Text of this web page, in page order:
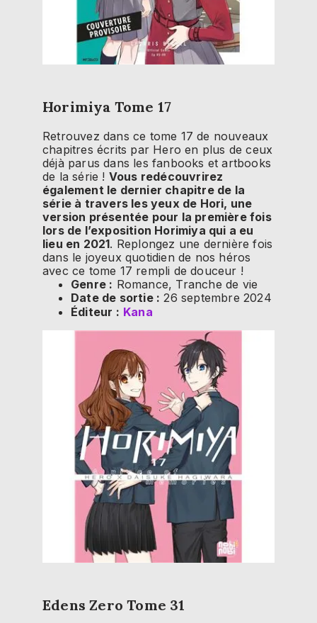
Horimiya Tome 17
Retrouvez dans ce tome 17 de nouveaux
chapitres écrits par Hero en plus de ceux
déjà parus dans les fanbooks et artbooks
de la série ! Vous redécouvrirez
également le dernier chapitre de la
série à travers les yeux de Hori, une
version présentée pour la première fois
lors de l’exposition Horimiya qui a eu
lieu en 2021. Replongez une dernière fois
dans le joyeux quotidien de nos héros
avec ce tome 17 rempli de douceur !
Genre : Romance, Tranche de vie
Date de sortie : 26 septembre 2024
Éditeur : Kana
Edens Zero Tome 31